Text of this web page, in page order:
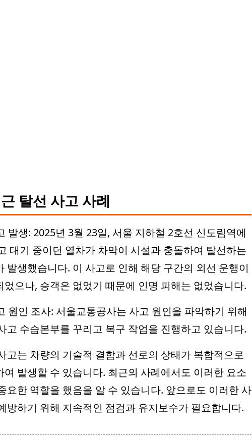
탈선 사고 사례
발생: 2025년 3월 23일, 서울 지하철 2호선 신도림역에
대기 중이던 열차가 차막이 시설과 충돌하여 탈선하는
발생했습니다. 이 사고로 인해 해당 구간의 외선 운행이
었으나, 승객은 없었기 때문에 인명 피해는 없었습니다.
원인 조사: 서울교통공사는 사고 원인을 파악하기 위해
고 수습본부를 꾸리고 복구 작업을 진행하고 있습니다.
고는 차량의 기술적 결함과 선로의 상태가 복합적으로
여 발생할 수 있습니다. 최근의 사례에서도 이러한 요소
요한 역할을 했음을 알 수 있습니다. 앞으로도 이러한 사
방하기 위해 지속적인 점검과 유지보수가 필요합니다.